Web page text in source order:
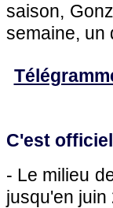
saison,
semaine, un
C'est
- Le milieu
jusqu'en juin